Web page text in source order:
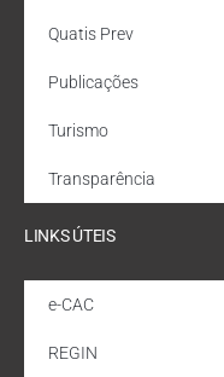
Quatis Prev
Publicações
Turismo
Transparência
LINKS ÚTEIS
e-CAC
REGIN